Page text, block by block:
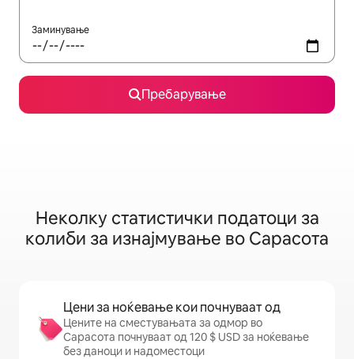
Заминување
Пребарување
Неколку статистички податоци за
колиби за изнајмување во Сарасота
Цени за ноќевање кои почнуваат од
Цените на сместувањата за одмор во
Сарасота почнуваат од 120 $ USD за ноќевање
без даноци и надоместоци